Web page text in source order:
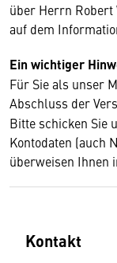
über Herrn Robert
auf dem
Ein wichtiger
Für Sie als unser
Abschluss der
Bitte schicken Sie
Kontodaten (auch
überweisen Ihnen
Kontakt